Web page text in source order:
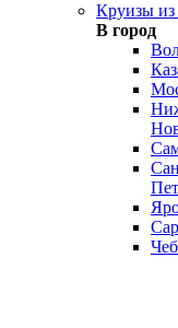
Круизы
В город